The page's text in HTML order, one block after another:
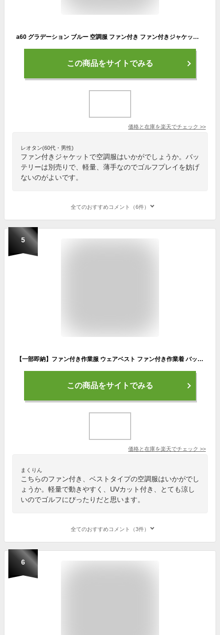
a60 グラデーション ブルー 空調服 ファン付き ファン付きジャケット 冷却服 夏用ゴルフウェア 熱中症対策 ウェアラブルエアコン 空冷ウェア 空調ウェア クールジャケット バッテリー別売り フード付き 軽量 薄手 メンズ ゴルフ用 おしゃれ M 5L 大きいサイズ 涼しい
この商品をサイトでみる
価格と在庫を楽天でチェック >>
レオタン(60代・男性)
ファン付きジャケットで空調服はいかがでしょうか。バッ
テリーは別売りで、軽量、薄手なのでゴルフプレイを妨げ
ないのがよいです。
全てのおすすめコメント（6件）
5
【一部即納】ファン付き作業服 ウェアベスト ファン付き作業着 バッテリー 追加可 電動 ファン付き 空冷ベスト UVカット エアコン服 作業服 セット 大きいサイズ 5L 作業 着 父の日 熱中症 夏 男女兼用 メンズ レディース 扇風機 軽量 クールウェア ファン付きウェア送料無料
この商品をサイトでみる
価格と在庫を楽天でチェック >>
まくりん
こちらのファン付き、ベストタイプの空調服はいかがでし
ょうか。軽量で動きやすく、UVカット付き、とても涼し
いのでゴルフにぴったりだと思います。
全てのおすすめコメント（3件）
6